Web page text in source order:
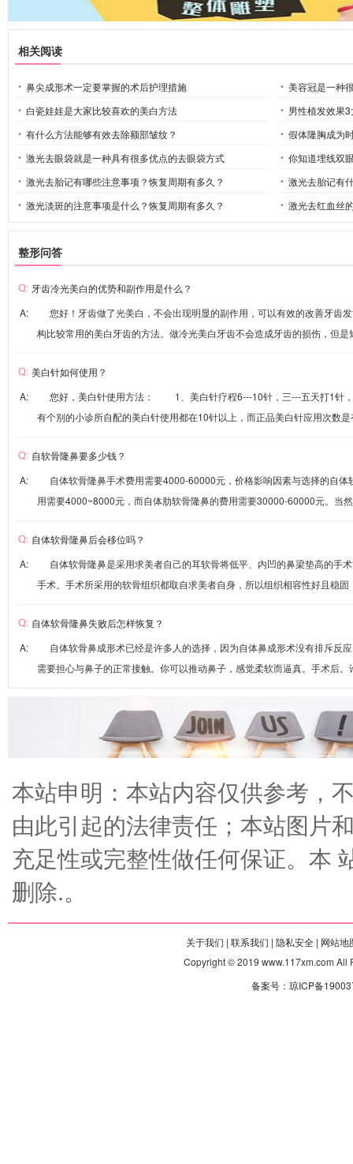
相关阅读
鼻尖成形术一定要掌握的术后护理措施
美容冠是一种
白瓷娃娃是大家比较喜欢的美白方法
男性植发效果
有什么方法能够有效去除额部皱纹？
假体隆胸成为
激光去眼袋就是一种具有很多优点的去眼袋方式
你知道埋线双
激光去胎记有哪些注意事项？恢复周期有多久？
激光去胎记有
激光淡斑的注意事项是什么？恢复周期有多久？
激光去红血丝
整形问答
牙齿冷光美白的优势和副作用是什么？
A: 您好！牙齿做了光美白，不会出现明显的副作用，可以有效的改善牙齿发
构比较常用的美白牙齿的方法。做冷光美白牙齿不会造成牙齿的损伤，但是
美白针如何使用？
A: 您好，美白针使用方法： 1、美白针疗程6---10针，三---五天打1针，
有个别的小诊所自配的美白针使用都在10针以上，而正品美白针应用次数是
自软骨隆鼻要多少钱？
A: 自体软骨隆鼻手术费用需要4000-60000元，价格影响因素与选择的自体
用需要4000~8000元，而自体肋软骨隆鼻的费用需要30000-60000元。当
自体软骨隆鼻后会移位吗？
A: 自体软骨隆鼻是采用求美者自己的耳软骨将低平、内凹的鼻梁垫高的手术
手术。手术所采用的软骨组织都取自求美者自身，所以组织相容性好且稳固
自体软骨隆鼻失败后怎样恢复？
A: 自体软骨鼻成形术已经是许多人的选择，因为自体鼻成形术没有排斥反应
需要担心与鼻子的正常接触。你可以推动鼻子，感觉柔软而逼真。手术后。
本站申明：本站内容仅供参考，
由此引起的法律责任；本站图片
充足性或完整性做任何保证。本
删除.。
关于我们 | 联系我们 | 隐私安全 | 网站地
Copyright © 2019 www.117xm.com All
备案号：琼ICP备